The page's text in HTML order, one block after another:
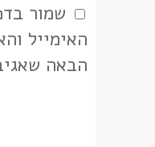
שמור
האימייל
הבאה